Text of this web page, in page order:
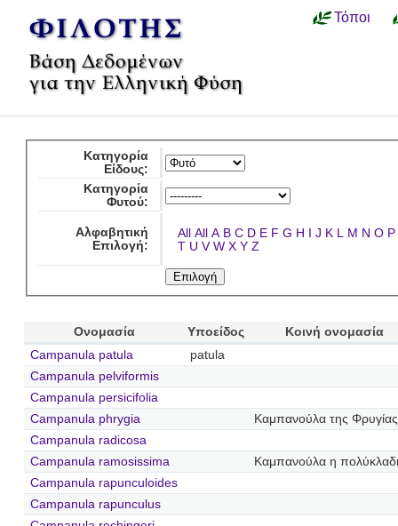
Τόποι
Κατηγορία
Είδους:
Κατηγορία
Φυτού:
Αλφαβητική
Επιλογή:
All All A B C D E F G H I J K L M N O P
T U V W X Y Z
Ονομασία Υποείδος
Κοινή ονομασία
Campanula patula
patula
Campanula pelviformis
Campanula persicifolia
Campanula phrygia
Καμπανούλα της Φρυγίας
Campanula radicosa
Campanula ramosissima
Καμπανούλα η
Campanula rapunculoides
Campanula rapunculus